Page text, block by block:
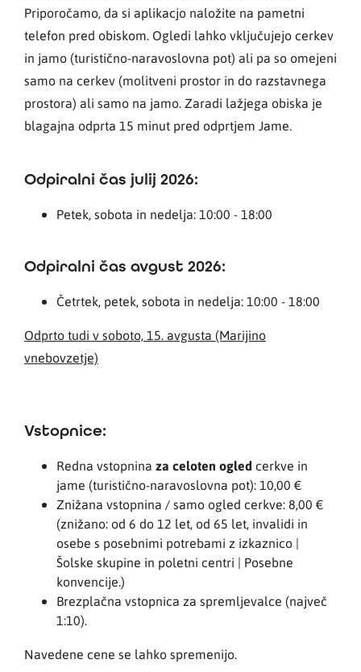
Priporočamo, da si aplikacjo naložite na pametni
telefon pred obiskom. Ogledi lahko vključujejo cerkev
in jamo (turistično-naravoslovna pot) ali pa so omejeni
samo na cerkev (molitveni prostor in do razstavnega
prostora) ali samo na jamo. Zaradi lažjega obiska je
blagajna odprta 15 minut pred odprtjem Jame.
Odpiralni čas julij 2026:
Petek, sobota in nedelja: 10:00 - 18:00
Odpiralni čas avgust 2026:
Četrtek, petek, sobota in nedelja: 10:00 - 18:00
Odprto tudi v soboto, 15. avgusta (Marijino
vnebovzetje)
Vstopnice:
Redna vstopnina za celoten ogledcerkve in
jame (turistično-naravoslovna pot): 10,00 €
Znižana vstopnina / samo ogled cerkve: 8,00 €
(znižano: od 6 do 12 let, od 65 let, invalidi in
osebe s posebnimi potrebami z izkaznico |
Šolske skupine in poletni centri | Posebne
konvencije.)
Brezplačna vstopnica za spremljevalce (največ
1:10).
Navedene cene se lahko spremenijo.